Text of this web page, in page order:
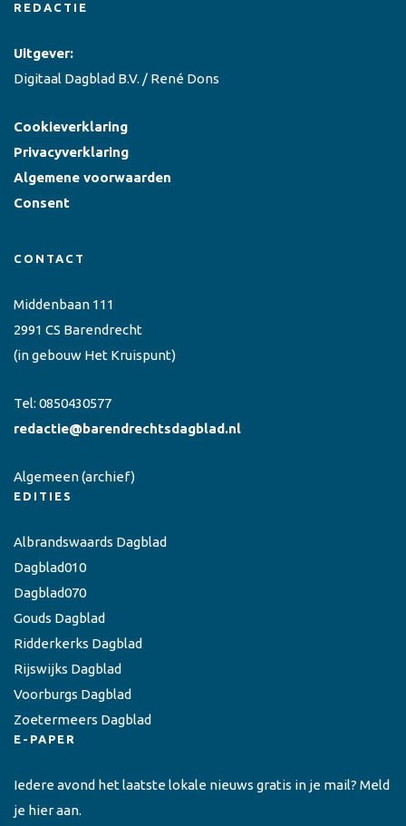
REDACTIE
Uitgever:
Digitaal Dagblad B.V. / René Dons
Cookieverklaring
Privacyverklaring
Algemene voorwaarden
Consent
CONTACT
Middenbaan 111
2991 CS Barendrecht
(in gebouw Het Kruispunt)
Tel: 0850430577
redactie@barendrechtsdagblad.nl
Algemeen(archief)
EDITIES
Albrandswaards Dagblad
Dagblad010
Dagblad070
Gouds Dagblad
Ridderkerks Dagblad
Rijswijks Dagblad
Voorburgs Dagblad
Zoetermeers Dagblad
E-PAPER
Iedere avond het laatste lokale nieuws gratis in je mail? Meld
je hier aan.